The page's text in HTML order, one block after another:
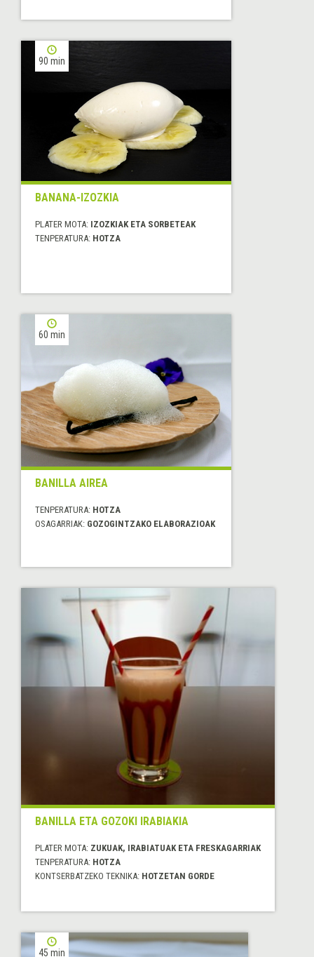
90 min
BANANA-IZOZKIA
PLATER MOTA: IZOZKIAK ETA SORBETEAK
TENPERATURA: HOTZA
60 min
BANILLA AIREA
TENPERATURA: HOTZA
OSAGARRIAK: GOZOGINTZAKO ELABORAZIOAK
BANILLA ETA GOZOKI IRABIAKIA
PLATER MOTA: ZUKUAK, IRABIATUAK ETA FRESKAGARRIAK
TENPERATURA: HOTZA
KONTSERBATZEKO TEKNIKA: HOTZETAN GORDE
45 min